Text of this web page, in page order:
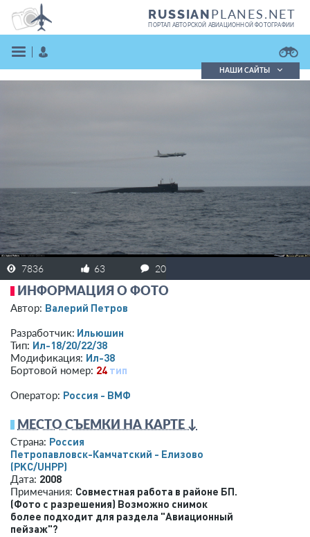
RUSSIANPLANES.NET
ПОРТАЛ АВТОРСКОЙ АВИАЦИОННОЙ ФОТОГРАФИИ
ЗАРЕГИСТРИРОВАТЬСЯ
НАШИ САЙТЫ
7836 63 20
ИНФОРМАЦИЯ О ФОТО
Автор: Валерий Петров
Разработчик: Ильюшин
Тип: Ил-18/20/22/38
Модификация: Ил-38
Бортовой номер: 24 тип
Оператор: Россия - ВМФ
МЕСТО СЪЕМКИ НА КАРТЕ ↓
Страна: Россия
Петропавловск-Камчатский - Елизово
(PKC/UHPP)
Дата: 2008
Примечания: Совместная работа в районе БП.
(Фото с разрешения) Возможно снимок
более подходит для раздела "Авиационный
пейзаж"?